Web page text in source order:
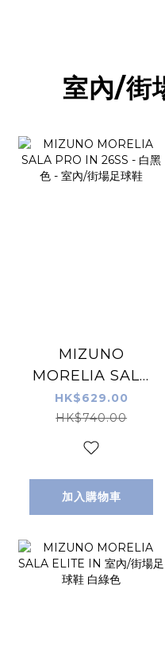
室內/街
MIZUNO
MORELIA SALA
PRO IN 26SS - 白
黑色 - 室內/街場足
球鞋
HK$629.00
HK$740.00
加入購物車